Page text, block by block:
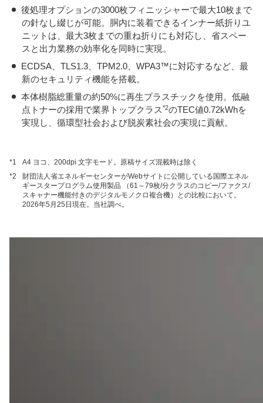
後処理オプションの3000枚フィニッシャーで最大10枚まで
の針なし綴じが可能。胴内に装着できるインナー紙折りユ
ニットは、最大3枚までの重ね折りにも対応し、省スペー
スと出力業務の効率化を同時に実現。
ECDSA、TLS1.3、TPM2.0、WPA3™に対応するなど、最
新のセキュリティ機能を搭載。
本体樹脂総重量の約50%に再生プラスチックを使用。低融
点トナーの採用で業界トップクラス*2のTEC値0.72kWhを
実現し、循環型社会および脱炭素社会の実現に貢献。
*1
A4 ヨコ、200dpi 文字モード。原稿サイズ混載時は除く
*2
財団法人省エネルギーセンターがWebサイトに公開している国際エネル
ギースタープログラム使用製品 （61～79枚/分クラスのコピー/ファクス/
スキャナー機能付きのデジタルモノクロ複合機）との比較において。
2026年5月25日現在。当社調べ。